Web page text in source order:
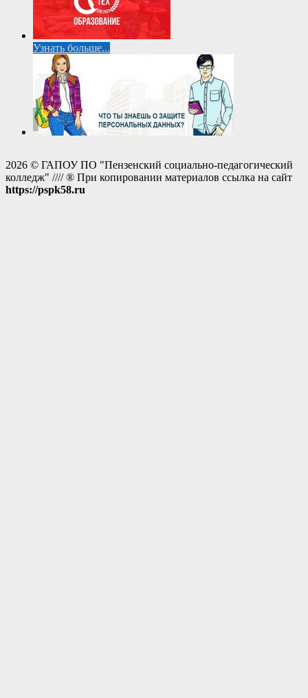
Узнать больше...
2026 © ГАПОУ ПО "Пензенский социально-педагогический
колледж" //// ® При копировании материалов ссылка на сайт
https://pspk58.ru